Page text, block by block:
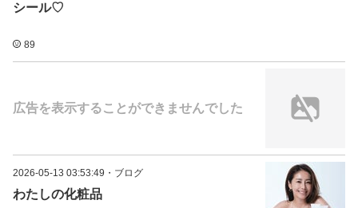
シール♡
89
広告を表示することができませんでした
2026-05-13 03:53:49 ・ ブログ
わたしの化粧品